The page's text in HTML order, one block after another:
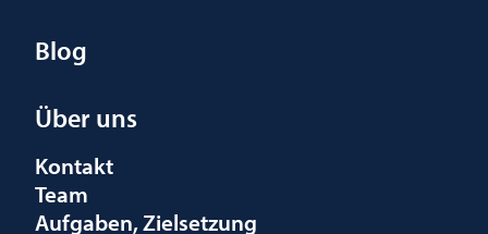
Blog
Über uns
Kontakt
Team
Aufgaben, Zielsetzung